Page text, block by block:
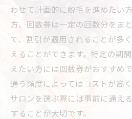
わせて計画的に脱毛を進めたい
方、回数券は一定の回数分をま
で、割引が適用されることが多
えることができます。特定の期
えたい方には回数券がおすすめ
通う頻度によってはコストが高
サロンを選ぶ際には事前に通え
することが大切です。